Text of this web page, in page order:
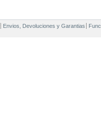
Envios, Devoluciones y Garantias